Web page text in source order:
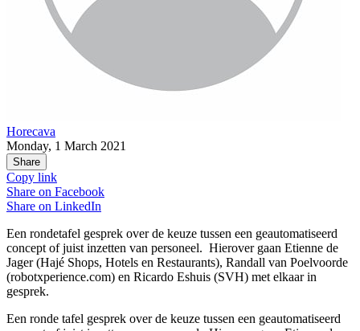
Horecava
Monday, 1 March 2021
Share
Copy link
Share on Facebook
Share on LinkedIn
Een rondetafel gesprek over de keuze tussen een geautomatiseerd
concept of juist inzetten van personeel. Hierover gaan Etienne de
Jager (Hajé Shops, Hotels en Restaurants), Randall van Poelvoorde
(robotxperience.com) en Ricardo Eshuis (SVH) met elkaar in
gesprek.
Een ronde tafel gesprek over de keuze tussen een geautomatiseerd